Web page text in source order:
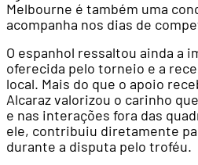
Melbourne é também uma
acompanha nos dias de
O espanhol ressaltou ainda a
oferecida pelo torneio e a
local. Mais do que o apoio
Alcaraz valorizou o carinho
e nas interações fora das
ele, contribuiu diretamente
durante a disputa pelo troféu.